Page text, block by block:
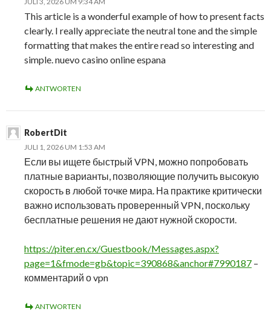
This article is a wonderful example of how to present facts
clearly. I really appreciate the neutral tone and the simple
formatting that makes the entire read so interesting and
simple. nuevo casino online espana
ANTWORTEN
RobertDit
JULI 1, 2026 UM 1:53 AM
Если вы ищете быстрый VPN, можно попробовать
платные варианты, позволяющие получить высокую
скорость в любой точке мира. На практике критически
важно использовать проверенный VPN, поскольку
бесплатные решения не дают нужной скорости.
https://piter.en.cx/Guestbook/Messages.aspx?
page=1&fmode=gb&topic=390868&anchor#7990187 –
комментарий о vpn
ANTWORTEN